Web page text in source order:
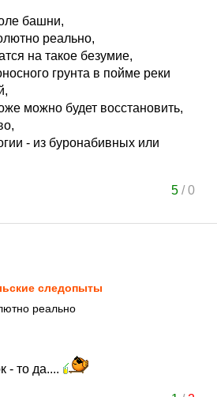
башни,
реально,
на такое безумие,
грунта в пойме реки
можно будет восстановить,
- из буронабивных или
5/0
следопыты
реально
- то да....